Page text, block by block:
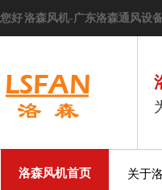
您好 洛森风机-广东洛森通风设
洛森风机首页 关于